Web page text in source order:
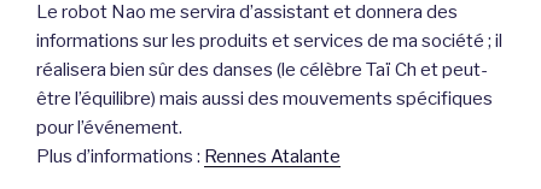
Le robot Nao me servira d’assistant et donnera des
informations sur les produits et services de ma société ; il
réalisera bien sûr des danses (le célèbre Taï Ch et peut-
être l’équilibre) mais aussi des mouvements spécifiques
pour l’événement.
Plus d’informations : Rennes Atalante